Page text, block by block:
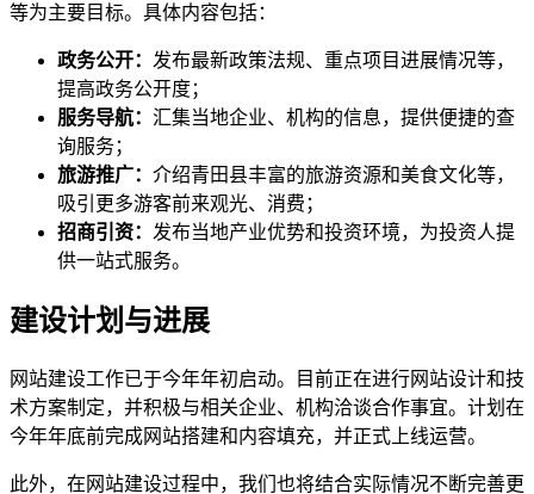
等为主要目标。具体内容包括：
政务公开： 发布最新政策法规、重点项目进展情况等，
提高政务公开度；
服务导航： 汇集当地企业、机构的信息，提供便捷的查
询服务；
旅游推广： 介绍青田县丰富的旅游资源和美食文化等，
吸引更多游客前来观光、消费；
招商引资： 发布当地产业优势和投资环境，为投资人提
供一站式服务。
建设计划与进展
网站建设工作已于今年年初启动。目前正在进行网站设计和技
术方案制定，并积极与相关企业、机构洽谈合作事宜。计划在
今年年底前完成网站搭建和内容填充，并正式上线运营。
此外，在网站建设过程中，我们也将结合实际情况不断完善更